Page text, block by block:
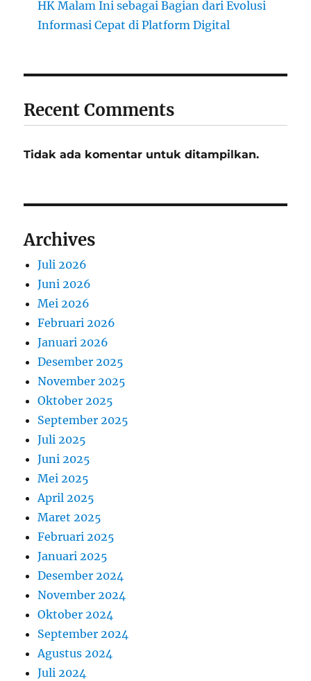
HK Malam Ini sebagai Bagian dari Evolusi
Informasi Cepat di Platform Digital
Recent Comments
Tidak ada komentar untuk ditampilkan.
Archives
Juli 2026
Juni 2026
Mei 2026
Februari 2026
Januari 2026
Desember 2025
November 2025
Oktober 2025
September 2025
Juli 2025
Juni 2025
Mei 2025
April 2025
Maret 2025
Februari 2025
Januari 2025
Desember 2024
November 2024
Oktober 2024
September 2024
Agustus 2024
Juli 2024